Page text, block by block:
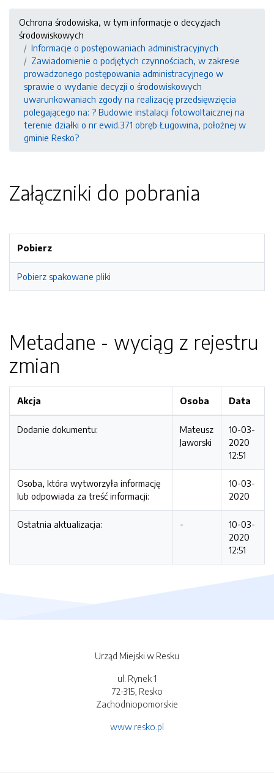
Ochrona środowiska, w tym informacje o decyzjach
środowiskowych
Informacje o postępowaniach administracyjnych
Zawiadomienie o podjętych czynnościach, w zakresie
prowadzonego postępowania administracyjnego w
sprawie o wydanie decyzji o środowiskowych
uwarunkowaniach zgody na realizację przedsięwzięcia
polegającego na: ? Budowie instalacji fotowoltaicznej na
terenie działki o nr ewid.371 obręb Ługowina, położnej w
gminie Resko?
Załączniki do pobrania
Pobierz
Pobierz spakowane pliki
Metadane - wyciąg z rejestru
zmian
Akcja Osoba Data
Dodanie dokumentu:
Mateusz
Jaworski
10-03-
2020
12:51
Osoba, która wytworzyła informację
lub odpowiada za treść informacji:
10-03-
2020
Ostatnia aktualizacja: -
10-03-
2020
12:51
Urząd Miejski w Resku
ul. Rynek 1
72-315, Resko
Zachodniopomorskie
www.resko.pl